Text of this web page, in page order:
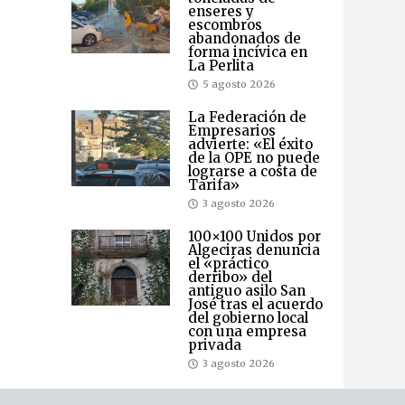
enseres y
escombros
abandonados de
forma incívica en
La Perlita
5 agosto 2026
La Federación de
Empresarios
advierte: «El éxito
de la OPE no puede
lograrse a costa de
Tarifa»
3 agosto 2026
100×100 Unidos por
Algeciras denuncia
el «práctico
derribo» del
antiguo asilo San
José tras el acuerdo
del gobierno local
con una empresa
privada
3 agosto 2026